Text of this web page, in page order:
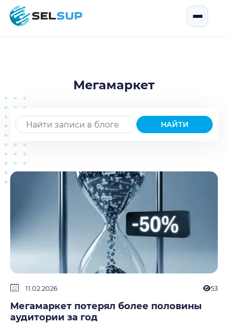
SelSup
Мегамаркет
11.02.2026 53
Мегамаркет потерял более половины
аудитории за год